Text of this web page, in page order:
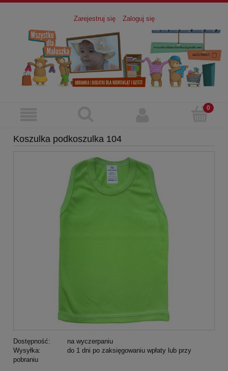
Zarejestruj się Zaloguj się
Koszulka podkoszulka 104
Dostępność:
na wyczerpaniu
Wysyłka:
do 1 dni po zaksięgowaniu wpłaty lub przy
pobraniu